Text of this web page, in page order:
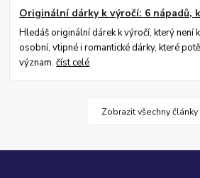
Originální dárky k výročí: 6 nápadů,
Hledáš originální dárek k výročí, který není
osobní, vtipné i romantické dárky, které
význam.číst celé
Zobrazit všechny články